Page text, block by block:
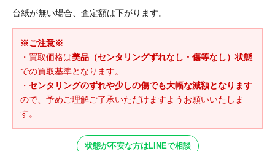
台紙が無い場合、査定額は下がります。
※ご注意※
・買取価格は美品（センタリングずれなし・傷等なし）状態
での買取基準となります。
・ センタリングのずれや少しの傷でも大幅な減額となります
ので、予めご理解ご了承いただけますようお願いいたしま
す。
状態が不安な方はLINEで相談